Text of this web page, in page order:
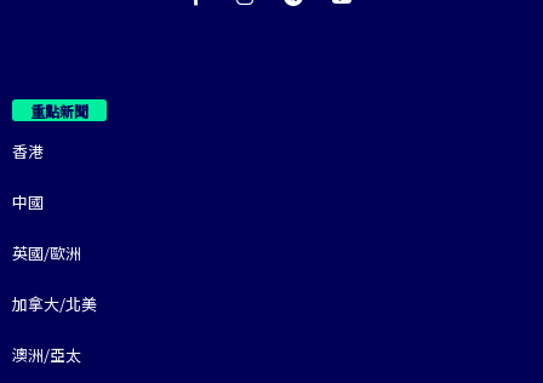
重點新聞
香港
中國
英國/歐洲
加拿大/北美
澳洲/亞太